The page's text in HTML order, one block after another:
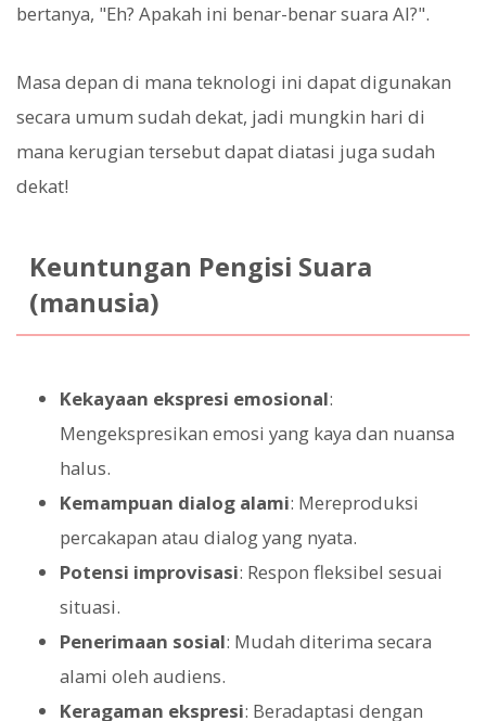
bertanya, "Eh? Apakah ini benar-benar suara AI?".
Masa depan di mana teknologi ini dapat digunakan
secara umum sudah dekat, jadi mungkin hari di
mana kerugian tersebut dapat diatasi juga sudah
dekat!
Keuntungan Pengisi Suara
(manusia)
Kekayaan ekspresi emosional:
Mengekspresikan emosi yang kaya dan nuansa
halus.
Kemampuan dialog alami: Mereproduksi
percakapan atau dialog yang nyata.
Potensi improvisasi: Respon fleksibel sesuai
situasi.
Penerimaan sosial: Mudah diterima secara
alami oleh audiens.
Keragaman ekspresi: Beradaptasi dengan